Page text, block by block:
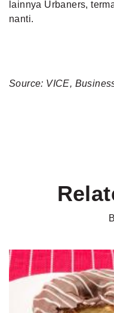
lainnya Urbaners,
nanti.
Source: VICE,